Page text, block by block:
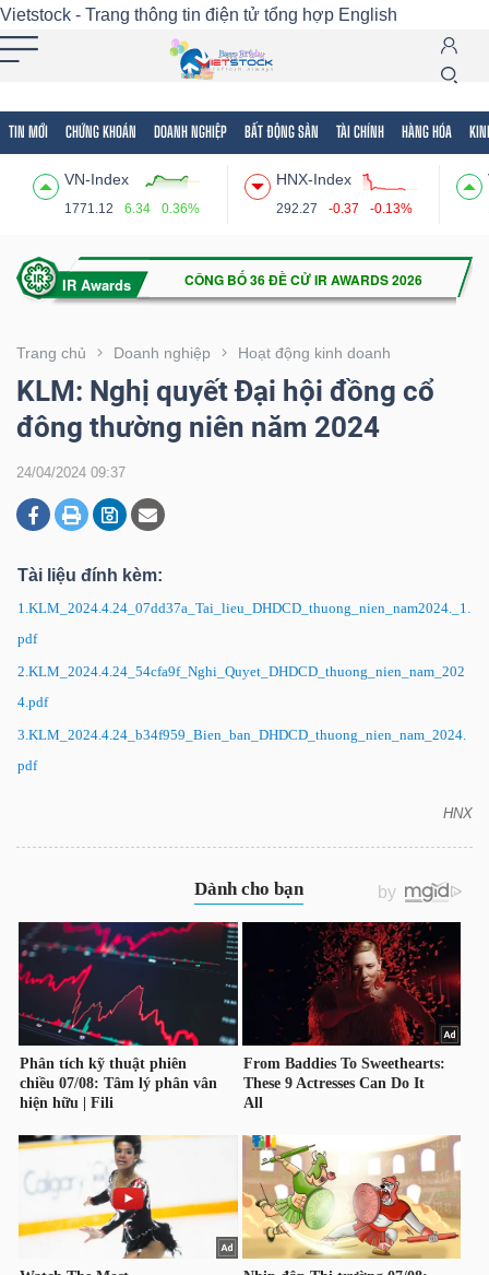
Vietstock - Trang thông tin điện tử tổng hợp English
TIN MỚI CHỨNG KHOÁN DOANH NGHIỆP BẤT ĐỘNG SẢN TÀI CHÍNH HÀNG HÓA
VN-Index
1771.12 6.34 0.36%
HNX-Index
292.27 -0.37 -0.13%
Trang chủ Doanh nghiệp Hoạt động kinh doanh
KLM: Nghị quyết Đại hội đồng cổ
đông thường niên năm 2024
24/04/2024 09:37
Tài liệu đính kèm:
1.KLM_2024.4.24_07dd37a_Tai_lieu_DHDCD_thuong_nien_nam2024._1.
pdf
2.KLM_2024.4.24_54cfa9f_Nghi_Quyet_DHDCD_thuong_nien_nam_202
4.pdf
3.KLM_2024.4.24_b34f959_Bien_ban_DHDCD_thuong_nien_nam_2024.
pdf
HNX
Tất cả Tính năng Ngành Mã chứng khoán
Tính
(-)
VIETSTOCK
CHỨNG
DOANH
BẤT
ĐỘNG
HÀNG
HÓA
TẾ